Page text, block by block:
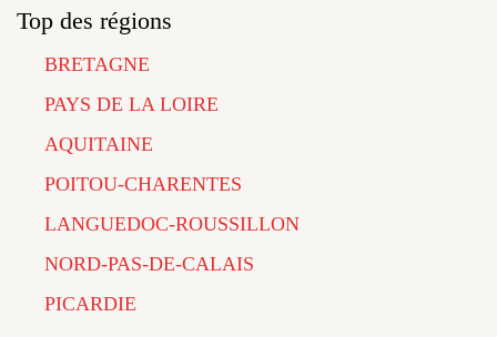
Top des régions
BRETAGNE
PAYS DE LA LOIRE
AQUITAINE
POITOU-CHARENTES
LANGUEDOC-ROUSSILLON
NORD-PAS-DE-CALAIS
PICARDIE